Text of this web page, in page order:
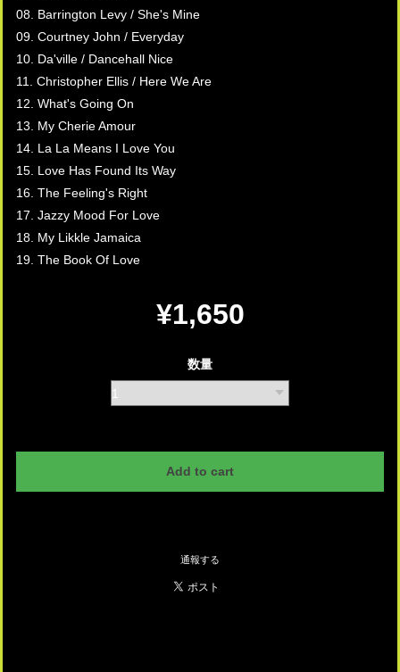
08. Barrington Levy / She's Mine
09. Courtney John / Everyday
10. Da'ville / Dancehall Nice
11. Christopher Ellis / Here We Are
12. What's Going On
13. My Cherie Amour
14. La La Means I Love You
15. Love Has Found Its Way
16. The Feeling's Right
17. Jazzy Mood For Love
18. My Likkle Jamaica
19. The Book Of Love
¥1,650
数量
Add to cart
通報する